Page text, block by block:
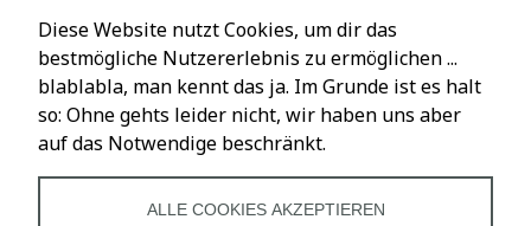
Mo – Fr: 10 – 18 Uhr
Sa: 10 – 16 Uhr
Diese Website nutzt Cookies, um dir das
bestmögliche Nutzererlebnis zu ermöglichen ...
blablabla, man kennt das ja. Im Grunde ist es halt
so: Ohne gehts leider nicht, wir haben uns aber
auf das Notwendige beschränkt.
ALLE COOKIES AKZEPTIEREN